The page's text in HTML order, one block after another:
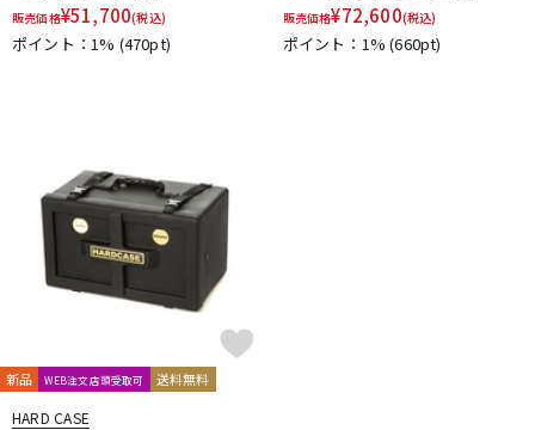
DJ機器 DTM
配信/ライブ機器
中古
販売価格¥51,700(税込)
ポイント：1% (470pt)
販売価格¥72,600(税込)
ポイント：1%(660pt)
新品 WEB注文店頭受取可 送料無料
HARD CASE